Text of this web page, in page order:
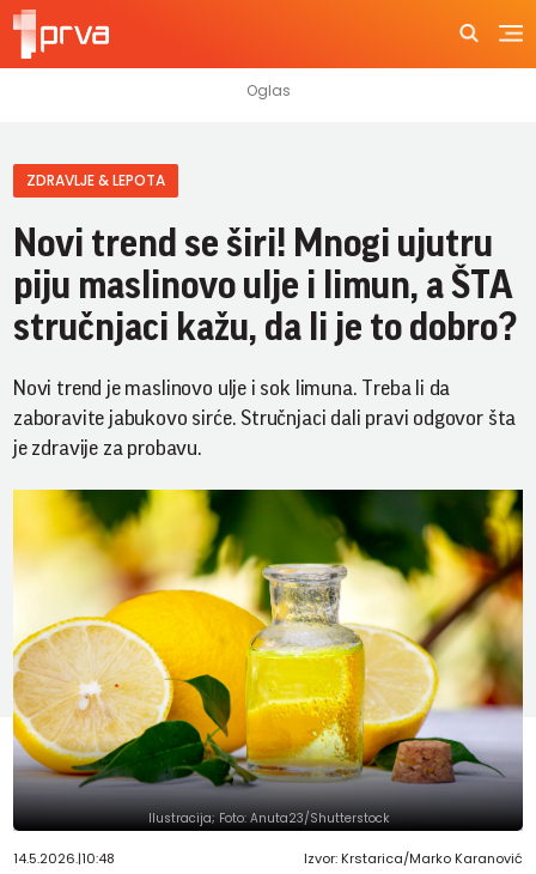
ZDRAVLJE & LEPOTA
Novi trend se širi! Mnogi ujutru
piju maslinovo ulje i limun, a ŠTA
stručnjaci kažu, da li je to dobro?
Novi trend je maslinovo ulje i sok limuna. Treba li da
zaboravite jabukovo sirće. Stručnjaci dali pravi odgovor šta
je zdravije za probavu.
Ilustracija; Foto: Anuta23/Shutterstock
14.5.2026.|10:48 Izvor: Krstarica/Marko Karanović